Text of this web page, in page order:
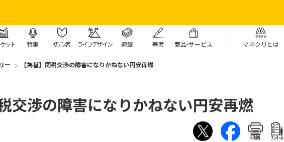
ット 特集 初心者 ライフデザイン 連載 著者 商品・サービス マネクリとは
ー 【為替】関税交渉の障害になりかねない円安再燃
交渉の障害になりかねない円安再燃
印刷 ｱﾝｹｰﾄ